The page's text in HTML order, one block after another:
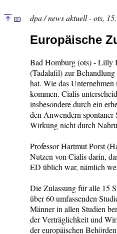
dpa / news aktuell - ots,
Europäische
Bad Homburg (ots) - Lilly
(Tadalafil) zur
hat. Wie das
kommen. Cialis
insbesondere durch ein
den Anwendern
Wirkung nicht durch
Professor Hartmut Porst
Nutzen von Cialis darin,
ED üblich war, nämlich
Die Zulassung für alle 15
über 60 umfassenden
Männer in allen Studien
der Verträglichkeit und
der europäischen